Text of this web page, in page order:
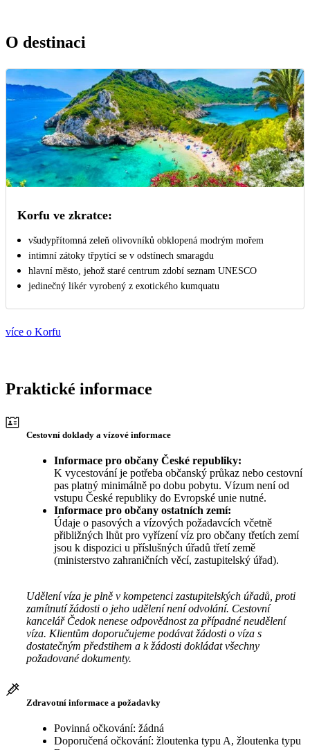
O destinaci
Korfu ve zkratce:
všudypřítomná zeleň olivovníků obklopená modrým mořem
intimní zátoky třpytící se v odstínech smaragdu
hlavní město, jehož staré centrum zdobí seznam UNESCO
jedinečný likér vyrobený z exotického kumquatu
více o Korfu
Praktické informace
Cestovní doklady a vízové informace
Informace pro občany České republiky:
K vycestování je potřeba občanský průkaz nebo cestovní
pas platný minimálně po dobu pobytu. Vízum není od
vstupu České republiky do Evropské unie nutné.
Informace pro občany ostatních zemí:
Údaje o pasových a vízových požadavcích včetně
přibližných lhůt pro vyřízení víz pro občany třetích zemí
jsou k dispozici u příslušných úřadů třetí země
(ministerstvo zahraničních věcí, zastupitelský úřad).
Udělení víza je plně v kompetenci zastupitelských úřadů, proti
zamítnutí žádosti o jeho udělení není odvolání. Cestovní
kancelář Čedok nenese odpovědnost za případné neudělení
víza. Klientům doporučujeme podávat žádosti o víza s
dostatečným předstihem a k žádosti dokládat všechny
požadované dokumenty.
Zdravotní informace a požadavky
Povinná očkování: žádná
Doporučená očkování: žloutenka typu A, žloutenka typu